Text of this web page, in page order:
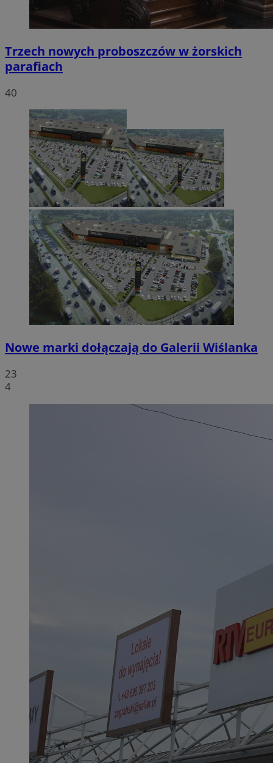
Trzech nowych proboszczów w żorskich
parafiach
40
Nowe marki dołączają do Galerii Wiślanka
23
4